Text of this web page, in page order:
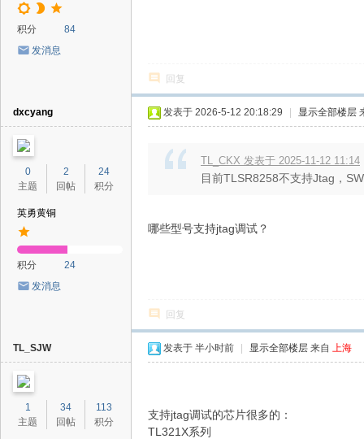
积分
84
发消息
回复
dxcyang
0
主题
2
回帖
24
积分
英勇黄铜
积分
24
发消息
发表于 2026-5-12 20:18:29 显示全部楼层
TL_CKX 发表于 2025-11-12 11:14
目前TLSR8258不支持Jtag，
哪些型号支持jtag调试？
回复
TL_SJW
1
主题
34
回帖
113
积分
发表于 半小时前 显示全部楼层 来自 上海
支持jtag调试的芯片很多的：
TL321X系列